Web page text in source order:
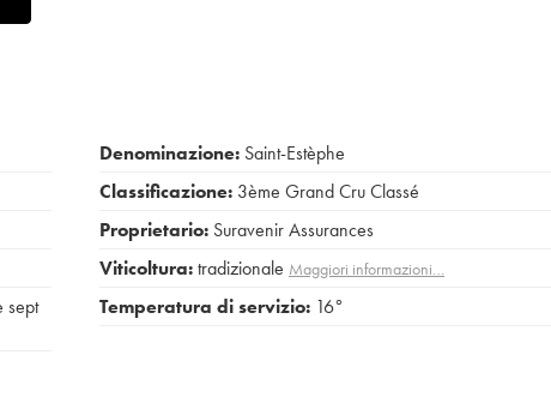
sept
Denominazione: Saint-Estèphe
Classificazione: 3ème Grand Cru Classé
Proprietario: Suravenir Assurances
Viticoltura:tradizionale Maggiori informazioni…
Temperatura di servizio: 16°